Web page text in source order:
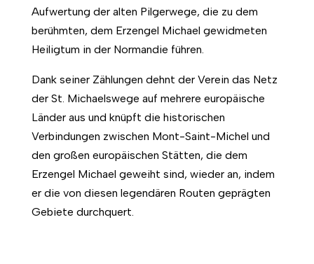
Aufwertung der alten Pilgerwege, die zu dem
berühmten, dem Erzengel Michael gewidmeten
Heiligtum in der Normandie führen.
Dank seiner Zählungen dehnt der Verein das Netz
der St. Michaelswege auf mehrere europäische
Länder aus und knüpft die historischen
Verbindungen zwischen Mont-Saint-Michel und
den großen europäischen Stätten, die dem
Erzengel Michael geweiht sind, wieder an, indem
er die von diesen legendären Routen geprägten
Gebiete durchquert.